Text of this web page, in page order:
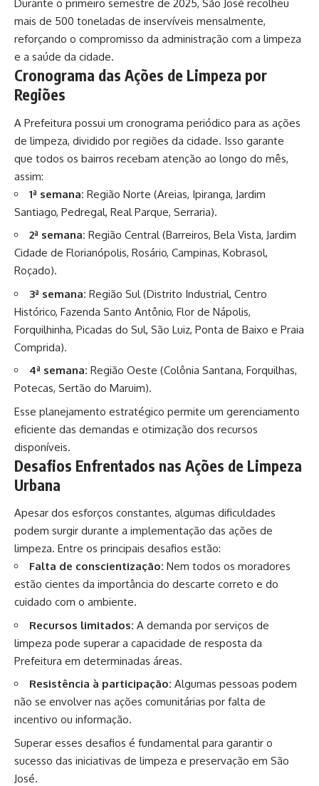
Durante o primeiro semestre de 2025, São José recolheu
mais de 500 toneladas de inservíveis mensalmente,
reforçando o compromisso da administração com a limpeza
e a saúde da cidade.
Cronograma das Ações de Limpeza por
Regiões
A Prefeitura possui um cronograma periódico para as ações
de limpeza, dividido por regiões da cidade. Isso garante
que todos os bairros recebam atenção ao longo do mês,
assim:
1ª semana: Região Norte (Areias, Ipiranga, Jardim
Santiago, Pedregal, Real Parque, Serraria).
2ª semana: Região Central (Barreiros, Bela Vista, Jardim
Cidade de Florianópolis, Rosário, Campinas, Kobrasol,
Roçado).
3ª semana: Região Sul (Distrito Industrial, Centro
Histórico, Fazenda Santo Antônio, Flor de Nápolis,
Forquilhinha, Picadas do Sul, São Luiz, Ponta de Baixo e Praia
Comprida).
4ª semana: Região Oeste (Colônia Santana, Forquilhas,
Potecas, Sertão do Maruim).
Esse planejamento estratégico permite um gerenciamento
eficiente das demandas e otimização dos recursos
disponíveis.
Desafios Enfrentados nas Ações de Limpeza
Urbana
Apesar dos esforços constantes, algumas dificuldades
podem surgir durante a implementação das ações de
limpeza. Entre os principais desafios estão:
Falta de conscientização: Nem todos os moradores
estão cientes da importância do descarte correto e do
cuidado com o ambiente.
Recursos limitados: A demanda por serviços de
limpeza pode superar a capacidade de resposta da
Prefeitura em determinadas áreas.
Resistência à participação: Algumas pessoas podem
não se envolver nas ações comunitárias por falta de
incentivo ou informação.
Superar esses desafios é fundamental para garantir o
sucesso das iniciativas de limpeza e preservação em São
José.